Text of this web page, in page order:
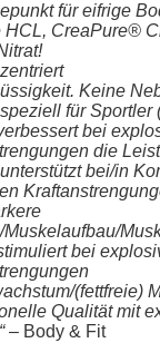
für eifrige
HCL, CreaPure®
Keine
für Sportler
bei
die
bei/in
bei
(fettfreie)
Qualität mit
– Body & Fit